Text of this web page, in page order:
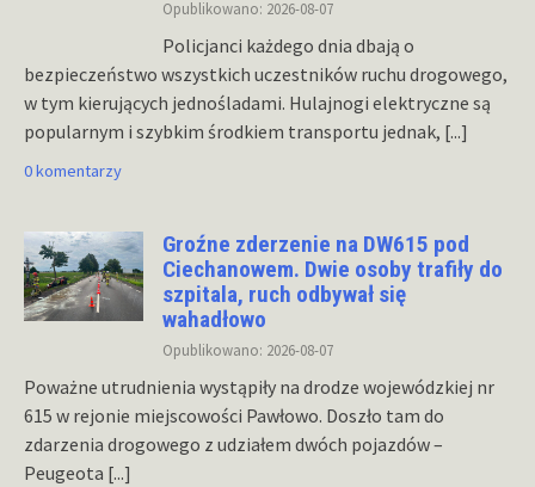
Opublikowano: 2026-08-07
Policjanci każdego dnia dbają o
bezpieczeństwo wszystkich uczestników ruchu drogowego,
w tym kierujących jednośladami. Hulajnogi elektryczne są
popularnym i szybkim środkiem transportu jednak, [...]
0 komentarzy
Groźne zderzenie na DW615 pod
Ciechanowem. Dwie osoby trafiły do
szpitala, ruch odbywał się
wahadłowo
Opublikowano: 2026-08-07
Poważne utrudnienia wystąpiły na drodze wojewódzkiej nr
615 w rejonie miejscowości Pawłowo. Doszło tam do
zdarzenia drogowego z udziałem dwóch pojazdów –
Peugeota [...]